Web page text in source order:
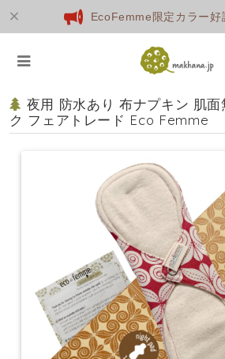
EcoFemme限定カラー好
夜用 防水あり 布ナプキン 肌面
ク フェアトレード Eco Femme